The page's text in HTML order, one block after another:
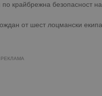
по крайбрежна безопасност
от шест лоцмански
РЕКЛАМА